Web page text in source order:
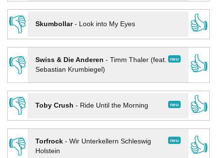
👎
Skumbollar- Look into My Eyes
👍
👎
neu
Swiss & Die Anderen - Timm Thaler (feat.
Sebastian Krumbiegel)
👍
👎
neu
Toby Crush - Ride Until the Morning
👍
👎
neu
Torfrock- Wir Unterkellern Schleswig
Holstein
👍